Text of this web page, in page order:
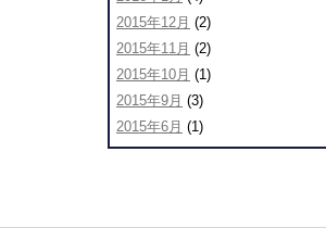
2015年12月 (2)
2015年11月 (2)
2015年10月 (1)
2015年9月 (3)
2015年6月 (1)